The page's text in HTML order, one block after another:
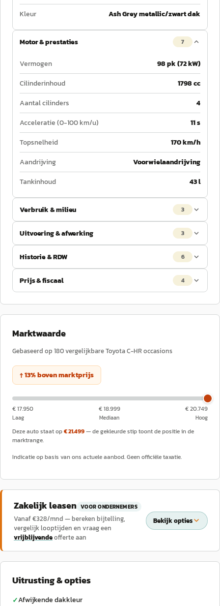
Kleur
Ash Grey metallic/zwart dak
Motor & prestaties 7
Vermogen
98 pk (72 kW)
Cilinderinhoud
1798 cc
Aantal cilinders
4
Acceleratie (0-100 km/u)
11 s
Topsnelheid
170 km/h
Aandrijving
Voorwielaandrijving
Tankinhoud
43 l
Verbruik & milieu 3
Uitvoering & afwerking 3
Historie & RDW 6
Prijs & fiscaal 4
Marktwaarde
Gebaseerd op 180vergelijkbareToyotaC-HRoccasions
↑13%bovenmarktprijs
€ 17.950
Laag
€ 18.999
Mediaan
€ 20.749
Hoog
Deze auto staat op€ 21.499— de gekleurde stip toont de positie in de
marktrange.
Indicatie op basis van ons actuele aanbod. Geen officiële taxatie.
Zakelijk leasen VOOR ONDERNEMERS
Vanaf €328/mnd — bereken bijtelling,
vergelijk looptijden en vraag een
vrijblijvendeofferte aan
Bekijk opties
Uitrusting & opties
✓Afwijkende dakkleur